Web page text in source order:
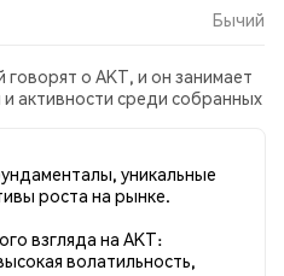
Бычий
говорят о AKT, и он занимает
активности среди собранных
Бычий. Всего было
о AKT. В Twitter 25.69%
сравнению с 5.50% твитов с
твитов были
AKT. Эти данные основаны
уникальные
роста на рынке.
взгляда на AKT:
волатильность,